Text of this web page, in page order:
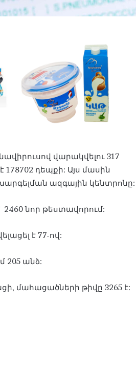
վարակվելու 317
դեպքի: Այս մասին
ազգային կենտրոնը:
2460 նոր թեստավորում:
է 77-ով:
205 անձ:
մահացածների թիվը 3265 է: